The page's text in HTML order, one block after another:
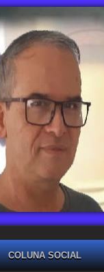
COLUNA SOCIAL